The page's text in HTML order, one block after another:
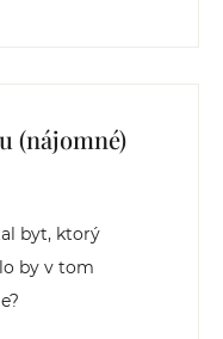
(nájomné)
byt, ktorý
by v tom